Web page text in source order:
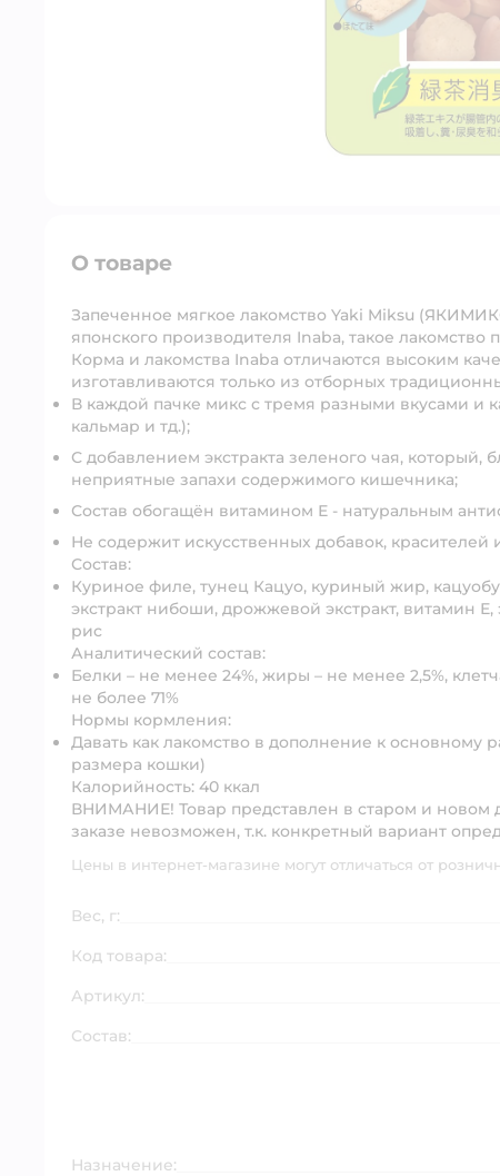
О товаре
Запеченное мягкое лакомство Yaki Miksu
японского производителя Inaba, такое
Корма и лакомства Inaba отличаются высоким
изготавливаются только из отборных
В каждой пачке микс с тремя разными вкусами и
кальмар и тд.);
С добавлением экстракта зеленого чая, который,
неприятные запахи содержимого кишечника;
Состав обогащён витамином Е - натуральным
Не содержит искусственных добавок, красителей
Состав:
Куриное филе, тунец Кацуо, куриный жир,
экстракт нибоши, дрожжевой экстракт, витамин
рис
Аналитический состав:
Белки – не менее 24%, жиры – не менее 2,5%,
не более 71%
Нормы кормления:
Давать как лакомство в дополнение к основному
размера кошки)
Калорийность: 40 ккал
ВНИМАНИЕ! Товар представлен в старом и
заказе невозможен, т.к. конкретный вариант
Цены в интернет-магазине могут отличаться от
Вес, г:
Код товара:
Артикул:
Состав:
Назначение: